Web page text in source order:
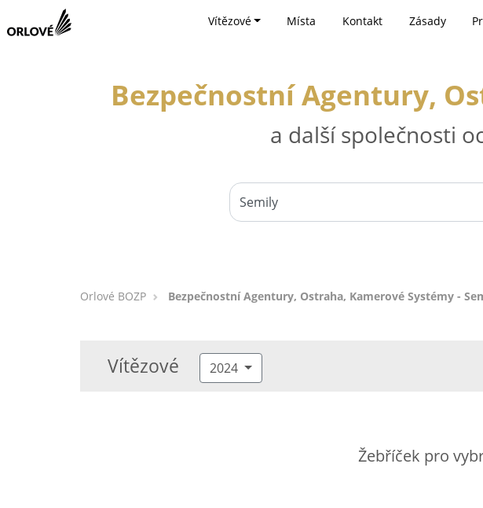
Vítězové Místa Kontakt Zásady
Bezpečnostní Agentury,
a další společnosti
Orlové BOZP Bezpečnostní Agentury, Ostraha, Kamerové Systémy -
Vítězové 2024
Žebříček pro